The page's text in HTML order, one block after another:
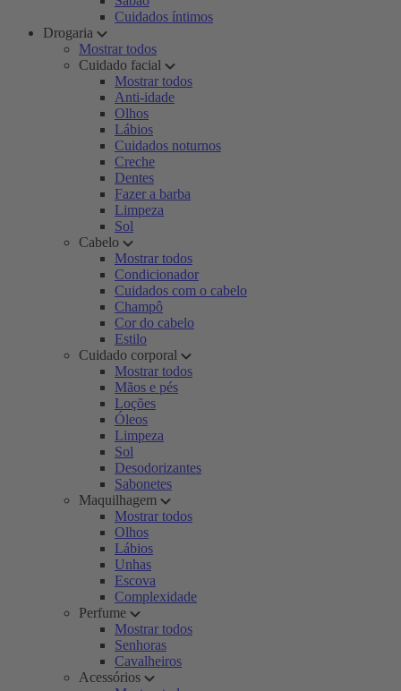
Cuidados íntimos
Drogaria
Mostrar todos
Cuidado facial
Mostrar todos
Anti-idade
Olhos
Lábios
Cuidados noturnos
Creche
Dentes
Fazer a barba
Limpeza
Sol
Cabelo
Mostrar todos
Condicionador
Cuidados com o cabelo
Champô
Cor do cabelo
Estilo
Cuidado corporal
Mostrar todos
Mãos e pés
Loções
Óleos
Limpeza
Sol
Desodorizantes
Sabonetes
Maquilhagem
Mostrar todos
Olhos
Lábios
Unhas
Escova
Complexidade
Perfume
Mostrar todos
Senhoras
Cavalheiros
Acessórios